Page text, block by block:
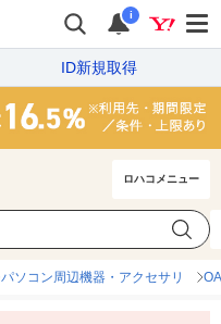
i
ID新規取得
ロハコメニュー
パソコン周辺機器・アクセサリ